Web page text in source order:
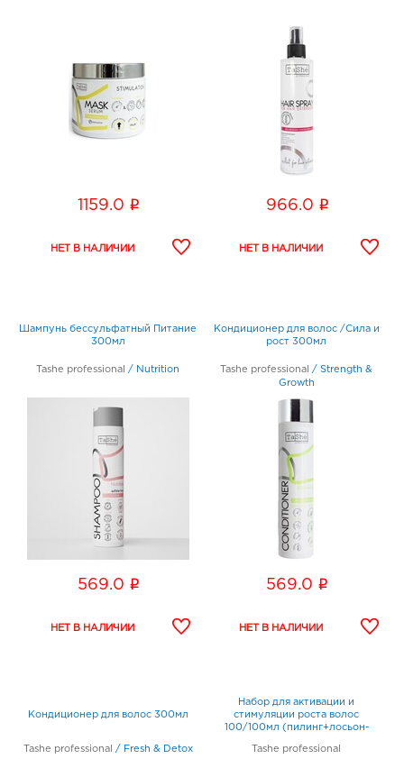
1159.0 i 966.0 i
Шампунь бессульфатный Питание
300мл
Tashe professional / Nutrition
569.0 i
Кондиционер для волос /Сила и
рост 300мл
Tashe professional / Strength &
Growth
569.0 i
Кондиционер для волос 300мл
Tashe professional / Fresh & Detox
Набор для активации и
стимуляции роста волос
100/100мл (пилинг+лосьон-
Tashe professional